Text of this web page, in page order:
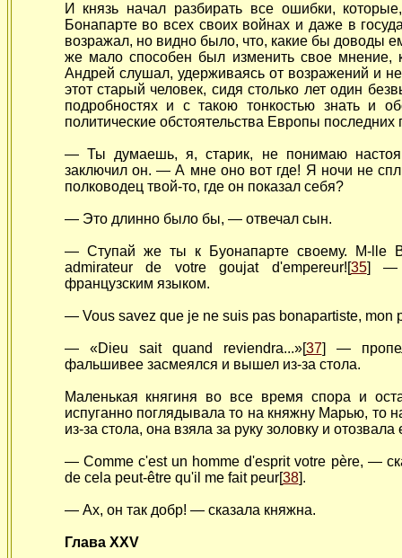
И князь начал разбирать все ошибки,
Бонапарте во всех своих войнах и даже в
возражал, но видно было, что, какие бы доводы
же мало способен был изменить свое мнение,
Андрей слушал, удерживаясь от возражений и
этот старый человек, сидя столько лет один
подробностях и с такою тонкостью знать и
политические обстоятельства Европы последних
— Ты думаешь, я, старик, не понимаю
заключил он. — А мне оно вот где! Я ночи не
полководец твой-то, где он показал себя?
— Это длинно было бы, — отвечал сын.
— Ступай же ты к Буонапарте своему. M-lle
admirateur de votre goujat d'empereur![35] —
французским языком.
— Vous savez que je ne suis pas bonapartiste, mon
— «Dieu sait quand reviendra...»[37] —
фальшивее засмеялся и вышел из-за стола.
Маленькая княгиня во все время спора и
испуганно поглядывала то на княжну Марью, то
из-за стола, она взяла за руку золовку и
— Comme c'est un homme d'esprit votre père, —
de cela peut-être qu'il me fait peur[38].
— Ах, он так добр! — сказала княжна.
Глава XXV